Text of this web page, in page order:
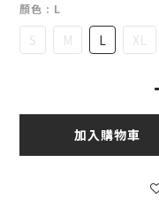
顏色 : L
S M L XL
加入購物車